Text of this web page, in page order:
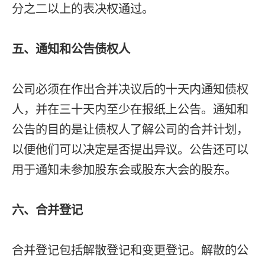
分之二以上的表决权通过。
五、通知和公告债权人
公司必须在作出合并决议后的十天内通知债权
人，并在三十天内至少在报纸上公告。通知和
公告的目的是让债权人了解公司的合并计划，
以便他们可以决定是否提出异议。公告还可以
用于通知未参加股东会或股东大会的股东。
六、合并登记
合并登记包括解散登记和变更登记。解散的公